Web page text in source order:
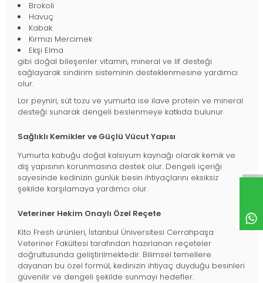
Brokoli
Havuç
Kabak
Kırmızı Mercimek
Ekşi Elma
gibi doğal bileşenler vitamin, mineral ve lif desteği
sağlayarak sindirim sisteminin desteklenmesine yardımcı
olur.
Lor peyniri, süt tozu ve yumurta ise ilave protein ve mineral
desteği sunarak dengeli beslenmeye katkıda bulunur.
Sağlıklı Kemikler ve Güçlü Vücut Yapısı
Yumurta kabuğu doğal kalsiyum kaynağı olarak kemik ve
diş yapısının korunmasına destek olur. Dengeli içeriği
sayesinde kedinizin günlük besin ihtiyaçlarını eksiksiz
şekilde karşılamaya yardımcı olur.
Veteriner Hekim Onaylı Özel Reçete
Kito Fresh ürünleri, İstanbul Üniversitesi Cerrahpaşa
Veteriner Fakültesi tarafından hazırlanan reçeteler
doğrultusunda geliştirilmektedir. Bilimsel temellere
dayanan bu özel formül, kedinizin ihtiyaç duyduğu besinleri
güvenilir ve dengeli şekilde sunmayı hedefler.